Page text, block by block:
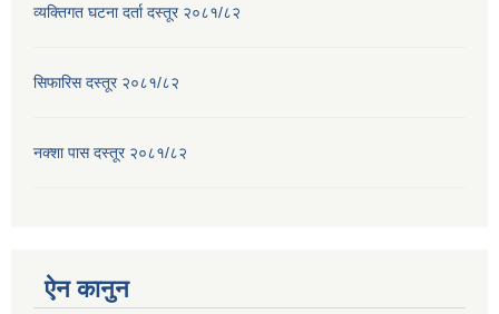
व्यक्तिगत घटना दर्ता दस्तूर २०८१/८२
सिफारिस दस्तूर २०८१/८२
नक्शा पास दस्तूर २०८१/८२
ऐन कानुन